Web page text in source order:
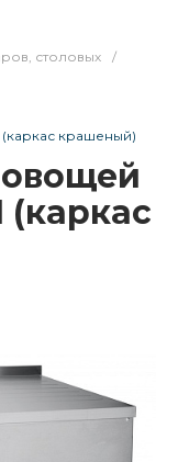
столовых
/
крашеный)